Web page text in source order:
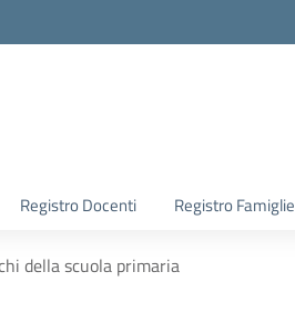
Registro Docenti Registro Famiglie
della scuola primaria